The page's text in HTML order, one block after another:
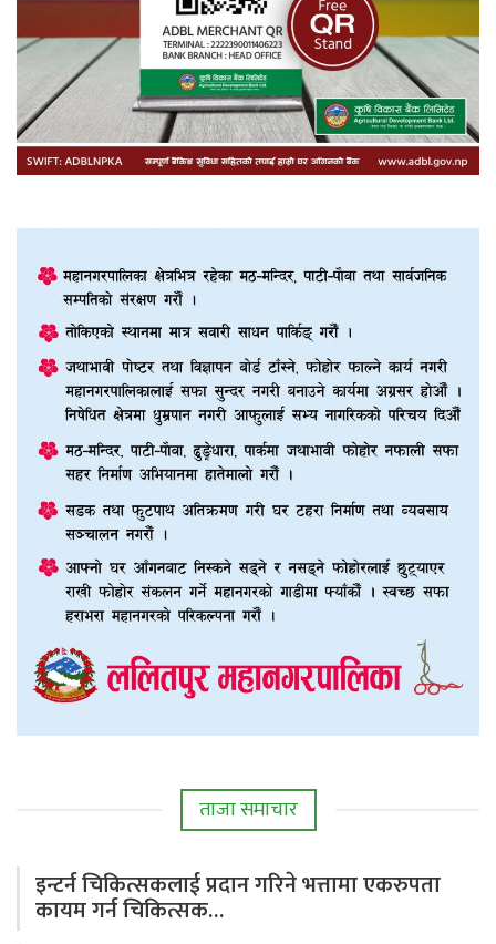
ताजा समाचार
इन्टर्न चिकित्सकलाई प्रदान गरिने भत्तामा एकरुपता
कायम गर्न चिकित्सक…